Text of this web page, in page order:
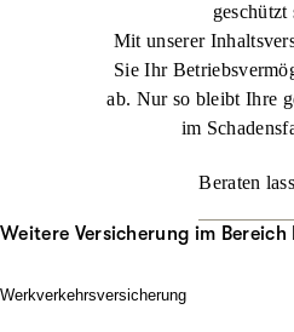
geschützt
Mit unserer
Sie Ihr
ab. Nur so bleibt Ihre
im
Beraten
Weitere Versicherung im Bereich
Werkverkehrsversicherung